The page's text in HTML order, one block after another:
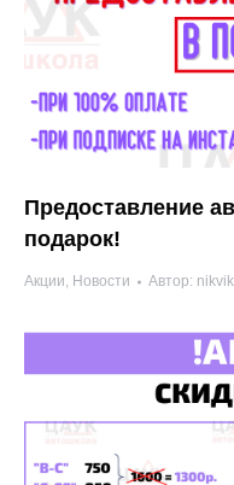
Предоставление
подарок!
Акции, Новости Автор: